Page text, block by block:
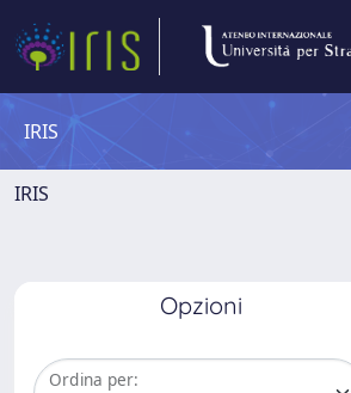
IRIS
IRIS
Opzioni
Ordina per: